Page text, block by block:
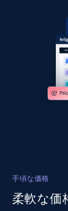
Sku,
2.1K+
Home
specified
手頃な価格
柔軟な価